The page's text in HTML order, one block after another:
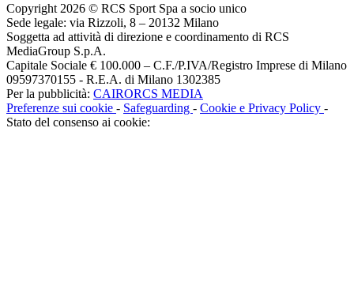
Copyright 2026 © RCS Sport Spa a socio unico
Sede legale: via Rizzoli, 8 – 20132 Milano
Soggetta ad attività di direzione e coordinamento di RCS
MediaGroup S.p.A.
Capitale Sociale € 100.000 – C.F./P.IVA/Registro Imprese di Milano
09597370155 - R.E.A. di Milano 1302385
Per la pubblicità: CAIRORCS MEDIA
Preferenze sui cookie - Safeguarding - Cookie e Privacy Policy -
Stato del consenso ai cookie: